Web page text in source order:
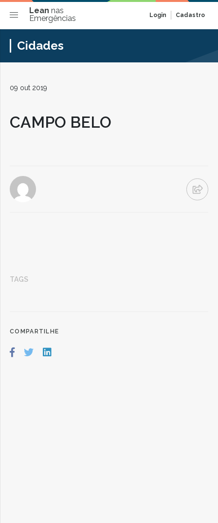
Lean nas
Emergências
Login Cadastro
Cidades
09 out 2019
CAMPO BELO
TAGS
COMPARTILHE